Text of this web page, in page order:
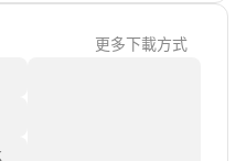
更多下載方式